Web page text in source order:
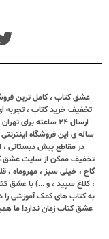
عشق کتاب ، کامل ترین
تخفیف خرید کتاب ، تجربه
ارسال ٢٤ ساعته
ساله ی این فروشگاه
در مقاطع پیش دبستانی ،
تخفیف ممکن از سایت عشق
گاج ، خیلی سبز ، مهروماه ،
، کلاغ سپید ، و ...) با عشق
به کتاب های کمک آموزشی
عشق کتاب زمان ندارد! ما